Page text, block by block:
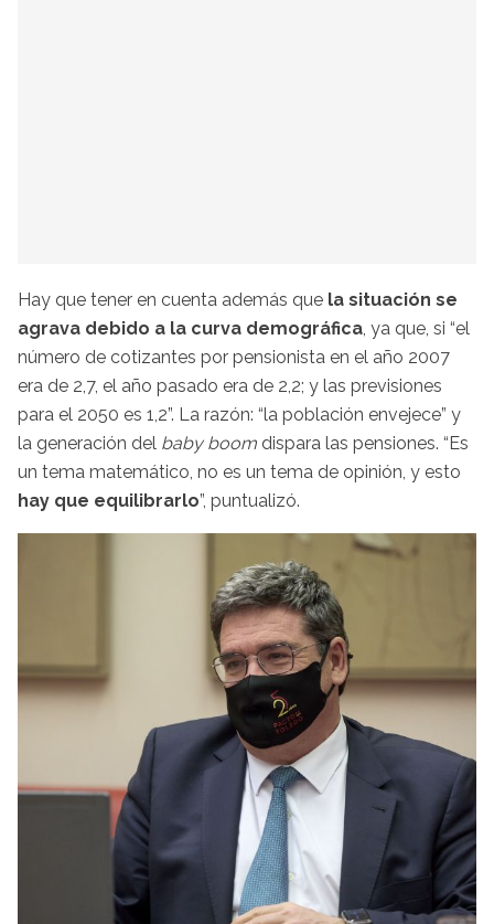
Hay que tener en cuenta además que la situación se
agrava debido a la curva demográfica, ya que, si “el
número de cotizantes por pensionista en el año 2007
era de 2,7, el año pasado era de 2,2; y las previsiones
para el 2050 es 1,2”. La razón: “la población envejece” y
la generación del baby boom dispara las pensiones. “Es
un tema matemático, no es un tema de opinión, y esto
hay que equilibrarlo”, puntualizó.